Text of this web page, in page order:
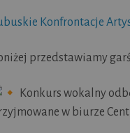
Konfrontacje
przedstawiamy
Konkurs wokalny
w biurze